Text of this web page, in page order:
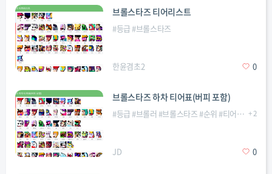
브롤스타즈 티어리스트
#등급#브롤스타즈
한윤겸초2 0
브롤스타즈 하차 티어표(버피 포함)
#등급#브롤러 #브롤스타즈#순위 #티어리스트 +2
JD 0